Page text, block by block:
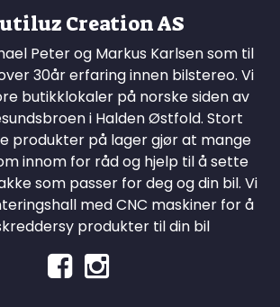
Creation AS
Peter og Markus Karlsen som til
30år erfaring innen bilstereo. Vi
butikklokaler på norske siden av
i Halden Østfold. Stort
produkter på lager gjør at mange
innom for råd og hjelp til å sette
som passer for deg og din bil. Vi
med CNC maskiner for å
produkter til din bil